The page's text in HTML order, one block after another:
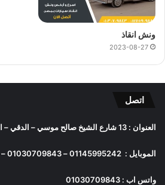
ونش انقاذ
2023-08-27
اتصل
العنوان : 13 شارع الشيخ صالح موسي – الدقي – الجيزة – مصر
الموبايل : 01145995242
–
01030709843
–
واتس اب : 01030709843